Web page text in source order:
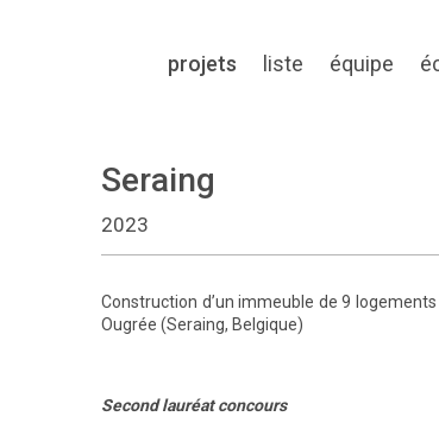
projets liste équipe
Seraing
2023
Construction d’un immeuble de 9 logements
Ougrée (Seraing, Belgique)
Second lauréat concours